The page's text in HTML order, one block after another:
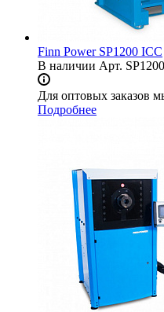
Finn Power SP1200 ICC
В наличии Арт.
Для оптовых заказов
Подробнее